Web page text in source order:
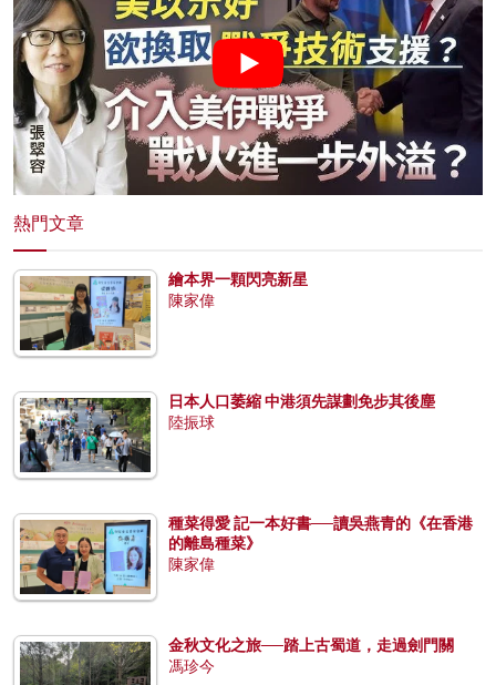
熱門文章
繪本界一顆閃亮新星
陳家偉
日本人口萎縮 中港須先謀劃免步其後塵
陸振球
種菜得愛 記一本好書──讀吳燕青的《在香港
的離島種菜》
陳家偉
金秋文化之旅──踏上古蜀道，走過劍門關
馮珍今